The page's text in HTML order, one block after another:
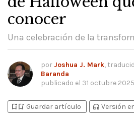
conocer
Una celebración de la
por Joshua J. Mark,
Baranda
publicado el 31 octubre 2025
bookmark_addbookmark_added Guardar artículo headphones Versión